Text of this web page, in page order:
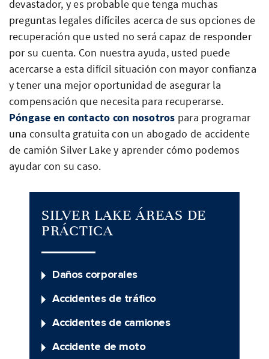
devastador, y es probable que tenga muchas
preguntas legales difíciles acerca de sus opciones de
recuperación que usted no será capaz de responder
por su cuenta. Con nuestra ayuda, usted puede
acercarse a esta difícil situación con mayor confianza
y tener una mejor oportunidad de asegurar la
compensación que necesita para recuperarse.
Póngase en contacto con nosotros para programar
una consulta gratuita con un abogado de accidente
de camión Silver Lake y aprender cómo podemos
ayudar con su caso.
SILVER LAKE ÁREAS DE
PRÁCTICA
Daños corporales
Accidentes de tráfico
Accidentes de camiones
Accidente de moto